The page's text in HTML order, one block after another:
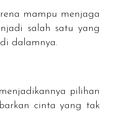
mampu menjaga
salah satu yang
dalamnya.
pilihan
cinta yang tak